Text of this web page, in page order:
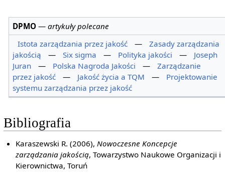
DPMO —artykuły polecane
Istota zarządzania przez jakość
—
Zasady zarządzania
jakością
— Six sigma — Polityka jakości —
Joseph
Juran
— Polska Nagroda Jakości —
Zarządzanie
przez jakość
— Jakość życia a TQM —
Projektowanie
systemu zarządzania przez jakość
Bibliografia
Karaszewski R. (2006),Nowoczesne Koncepcje
zarządzania jakością, Towarzystwo Naukowe Organizacji i
Kierownictwa, Toruń